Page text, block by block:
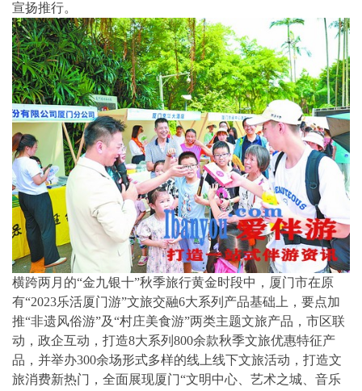
宣扬推行。
横跨两月的“金九银十”秋季旅行黄金时段中，厦门市在原
有“2023乐活厦门游”文旅交融6大系列产品基础上，要点加
推“非遗风俗游”及“村庄美食游”两类主题文旅产品，市区联
动，政企互动，打造8大系列800余款秋季文旅优惠特征产
品，并举办300余场形式多样的线上线下文旅活动，打造文
旅消费新热门，全面展现厦门“文明中心、艺术之城、音乐